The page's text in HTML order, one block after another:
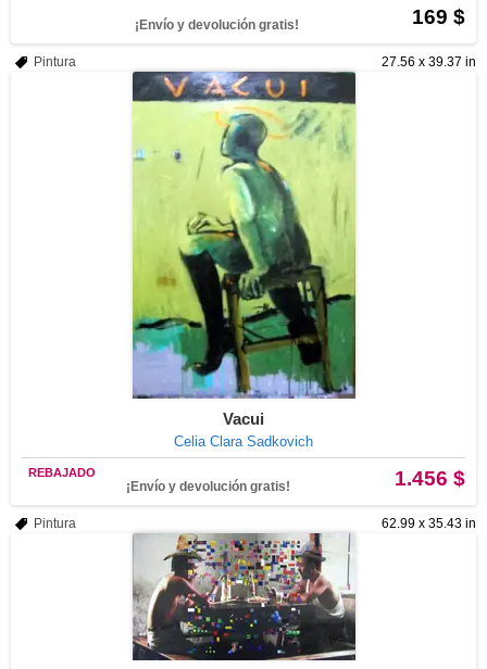
169 $
¡Envío y devolución gratis!
27.56 x 39.37 in
Pintura
Vacui
Celia Clara Sadkovich
1.456 $
REBAJADO
¡Envío y devolución gratis!
62.99 x 35.43 in
Pintura